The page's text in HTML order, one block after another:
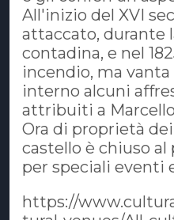
All'inizio del XVI
attaccato, durante
contadina, e nel
incendio, ma vanta
interno alcuni
attribuiti a
Ora di proprietà
castello è chiuso
per speciali eventi
https://